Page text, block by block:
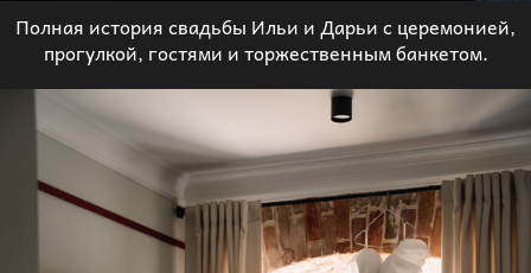
Полная история свадьбы Ильи и Дарьи с церемонией,
прогулкой, гостями и торжественным банкетом.